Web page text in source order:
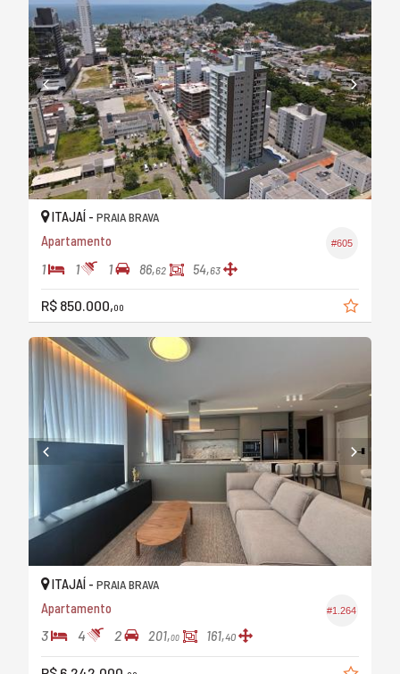
#605
ITAJAÍ - PRAIA BRAVA
Apartamento
1 1 1 86,62 54,63
R$ 850.000,00
#1.264
ITAJAÍ - PRAIA BRAVA
Apartamento
3 4 2 201,00 161,40